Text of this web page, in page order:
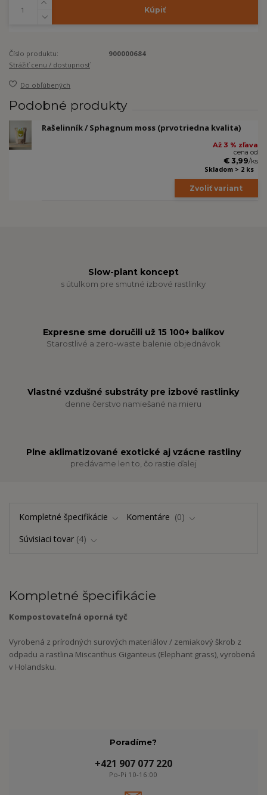
Kúpiť
Číslo produktu:
900000684
Strážiť cenu / dostupnosť
Do obľúbených
Podobné produkty
Rašelinník / Sphagnum moss (prvotriedna kvalita)
Až 3 % zľava
cena od
€ 3,99/ks
Skladom > 2 ks
Zvoliť variant
Slow-plant koncept
s útulkom pre smutné izbové rastlinky
Expresne sme doručili už 15 100+ balíkov
Starostlivé a zero-waste balenie objednávok
Vlastné vzdušné substráty pre izbové rastlinky
denne čerstvo namiešané na mieru
Plne aklimatizované exotické aj vzácne rastliny
predávame len to, čo rastie ďalej
Kompletné špecifikácie Komentáre
0
Súvisiaci tovar 4
Kompletné špecifikácie
Kompostovateľná oporná tyč
Vyrobená z prírodných surových materiálov / zemiakový škrob z
odpadu a rastlina Miscanthus Giganteus (Elephant grass), vyrobená
v Holandsku.
Poradíme?
+421 907 077 220
Po-Pi 10-16:00